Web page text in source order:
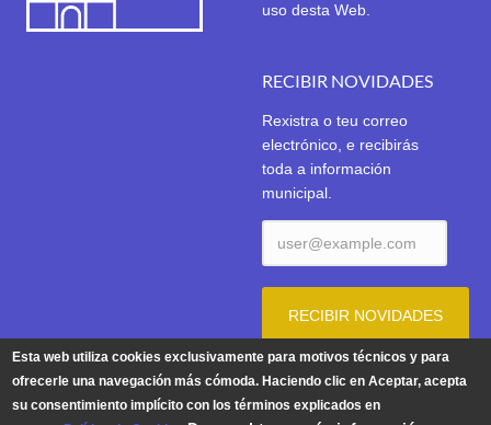
uso desta Web.
RECIBIR NOVIDADES
Rexistra o teu correo
electrónico, e recibirás
toda a información
municipal.
Aviso Legal |Política de Privacidade|Política de Cookies
Esta web utiliza cookies exclusivamente para motivos técnicos y para
ofrecerle una navegación más cómoda. Haciendo clic en Aceptar, acepta
su consentimiento implícito con los términos explicados en